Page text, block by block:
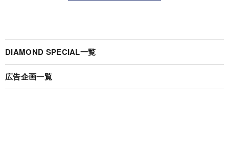
DIAMOND SPECIAL一覧
広告企画一覧